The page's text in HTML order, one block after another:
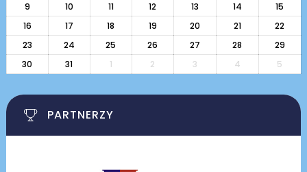
9
10 11 12 13 14
15
16
17 18 19 20 21
22
23
24 25 26 27 28
29
30
31 1 2 3 4 5
PARTNERZY